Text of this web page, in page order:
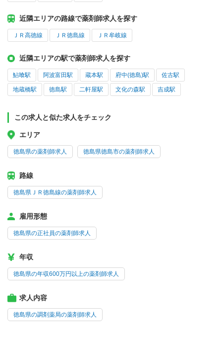
近隣エリアの路線で薬剤師求人を探す
ＪＲ高徳線 ＪＲ徳島線 ＪＲ牟岐線
近隣エリアの駅で薬剤師求人を探す
鮎喰駅 阿波富田駅 蔵本駅 府中(徳島)駅 佐古駅
地蔵橋駅 徳島駅 二軒屋駅 文化の森駅 吉成駅
この求人と似た求人をチェック
エリア
徳島県の薬剤師求人 徳島県徳島市の薬剤師求人
路線
徳島県ＪＲ徳島線の薬剤師求人
雇用形態
徳島県の正社員の薬剤師求人
年収
徳島県の年収600万円以上の薬剤師求人
求人内容
徳島県の調剤薬局の薬剤師求人